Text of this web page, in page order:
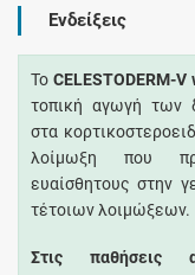
Ενδείξεις
Το CELESTODERM-
τοπική αγωγή των
στα
λοίμωξη που
ευαίσθητους στην
τέτοιων λοιμώξεων.
Στις παθήσεις